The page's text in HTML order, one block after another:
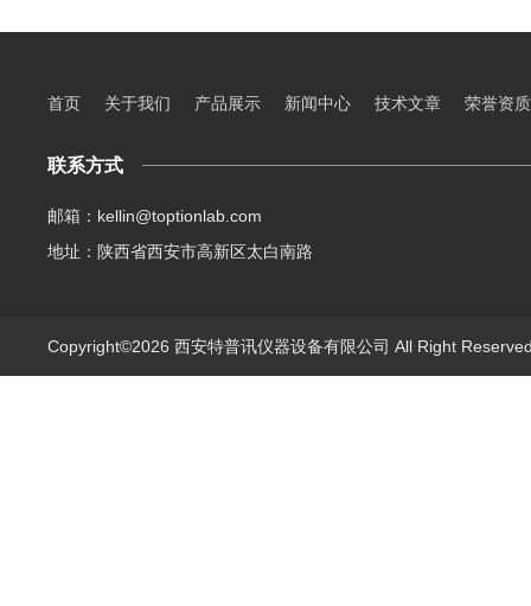
首页 关于我们 产品展示 新闻中心 技术文章 荣誉资质
联系方式
邮箱：kellin@toptionlab.com
地址：陕西省西安市高新区太白南路
Copyright©2026 西安特普讯仪器设备有限公司 All Right